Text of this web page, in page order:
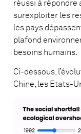
réussi à répondre
surexploiter les
les pays
plafond
besoins humains.
Ci-dessous,
Chine, les Etats-